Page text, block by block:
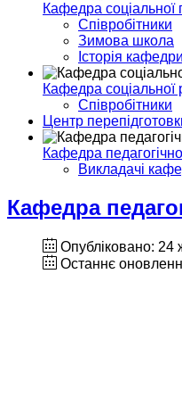
Кафедра соціальної
Співробітники
Зимова школа
Історія кафедри
Кафедра соціальної
Співробітники
Центр
Кафедра
Викладачі
Кафедра
Опубліковано: 24
Останнє